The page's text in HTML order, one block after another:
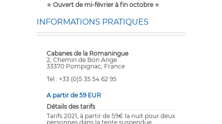
✯ Ouvert de mi-février à fin octobre✯
INFORMATIONS PRATIQUES
Cabanes de la Romaningue
2, Chemin de Bon Ange
33370 Pompignac, France
Tel : +33 (0)5 35 54 62 95
A partir de 59 EUR
Détails des tarifs
Tarifs 2021, à partir de 59€ la nuit pour deux
personnes dans la tente suspendue